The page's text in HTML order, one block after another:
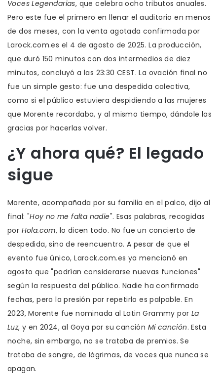
Voces Legendarias, que celebra ocho tributos anuales.
Pero este fue el primero en llenar el auditorio en menos
de dos meses, con la venta agotada confirmada por
Larock.com.es el 4 de agosto de 2025. La producción,
que duró 150 minutos con dos intermedios de diez
minutos, concluyó a las 23:30 CEST. La ovación final no
fue un simple gesto: fue una despedida colectiva,
como si el público estuviera despidiendo a las mujeres
que Morente recordaba, y al mismo tiempo, dándole las
gracias por hacerlas volver.
¿Y ahora qué? El legado
sigue
Morente, acompañada por su familia en el palco, dijo al
final: "Hoy no me falta nadie". Esas palabras, recogidas
por Hola.com, lo dicen todo. No fue un concierto de
despedida, sino de reencuentro. A pesar de que el
evento fue único,Larock.com.es ya mencionó en
agosto que "podrían considerarse nuevas funciones"
según la respuesta del público. Nadie ha confirmado
fechas, pero la presión por repetirlo es palpable. En
2023, Morente fue nominada al Latin Grammy por La
Luz, y en 2024, al Goya por su canción Mi canción. Esta
noche, sin embargo, no se trataba de premios. Se
trataba de sangre, de lágrimas, de voces que nunca se
apagan.